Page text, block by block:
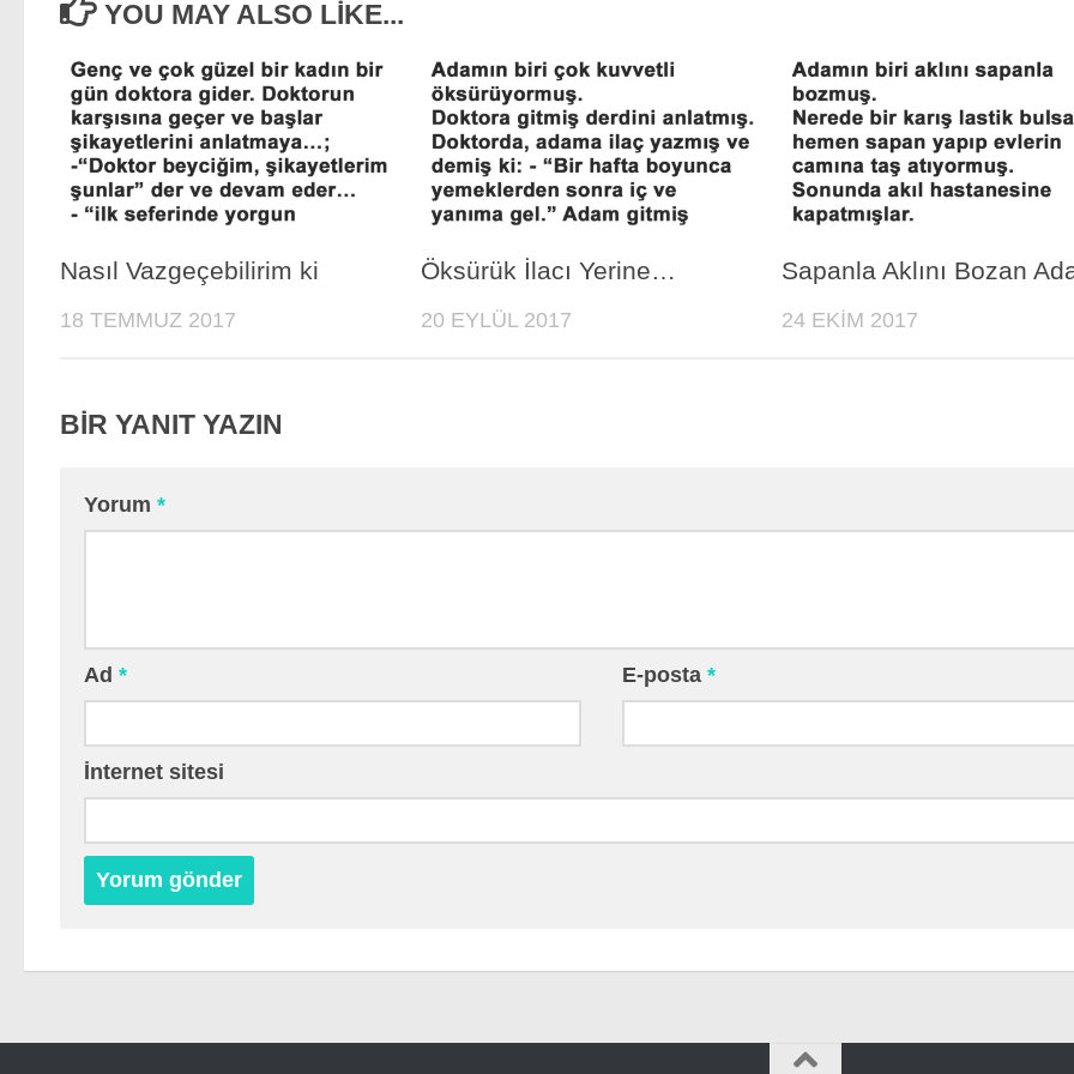
YOU MAY ALSO LIKE...
Nasıl Vazgeçebilirim ki
18 TEMMUZ 2017
Öksürük İlacı Yerine…
20 EYLÜL 2017
Sapanla Aklını Bozan
24 EKIM 2017
BIR YANIT YAZIN
Yorum *
Ad * E-posta*
İnternet sitesi